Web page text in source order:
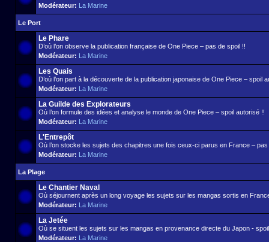
Modérateur: La Marine
Le Port
Le Phare
D’où l’on observe la publication française de One Piece – pas de spoil !!
Modérateur: La Marine
Les Quais
D’où l’on part à la découverte de la publication japonaise de One Piece – spoil
Modérateur: La Marine
La Guilde des Explorateurs
Où l’on formule des idées et analyse le monde de One Piece – spoil autorisé !!
Modérateur: La Marine
L'Entrepôt
Où l’on stocke les sujets des chapitres une fois ceux-ci parus en France – pas
Modérateur: La Marine
La Plage
Le Chantier Naval
Où séjournent après un long voyage les sujets sur les mangas sortis en
Modérateur: La Marine
La Jetée
Où se situent les sujets sur les mangas en provenance directe du Japon -
Modérateur: La Marine